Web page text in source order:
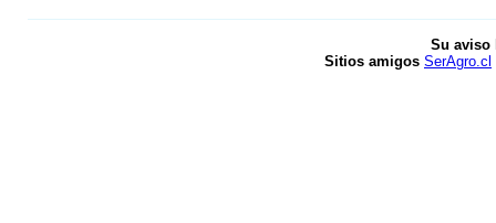
Su
Sitios amigos SerAgro.cl